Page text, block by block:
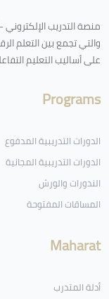
منصة التدريب
والتي تجمع بين التعلم
على أساليب التعليم
Programs
الدورات التدريبية المدفوع
الدورات التدريبية المجانية
الندورات والورش
المساقات المفتوحة
Maharat
أدلة المتدرب